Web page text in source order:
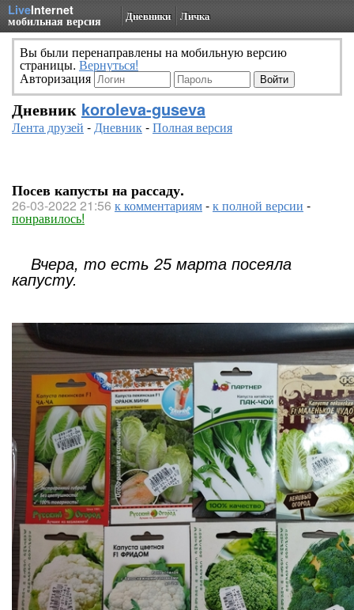
LiveInternet
мобильная версия Дневники Личка
Вы были перенаправлены на мобильную версию
страницы. Вернуться!
Авторизация
Дневник koroleva-guseva
Лента друзей -Дневник-Полная версия
Посев капусты на рассаду.
26-03-2022 21:56 к комментариям-к полной версии -
понравилось!
Вчера, то есть 25 марта посеяла
капусту.